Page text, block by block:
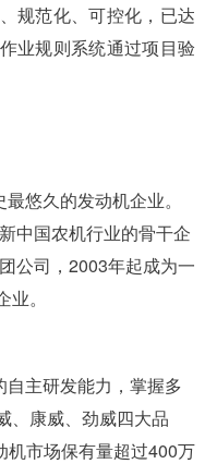
规范化、可控化，已达
业规则系统通过项目验
悠久的发动机企业。
中国农机行业的骨干企
公司，2003年起成为一
。
主研发能力，掌握多
、康威、劲威四大品
机市场保有量超过400万